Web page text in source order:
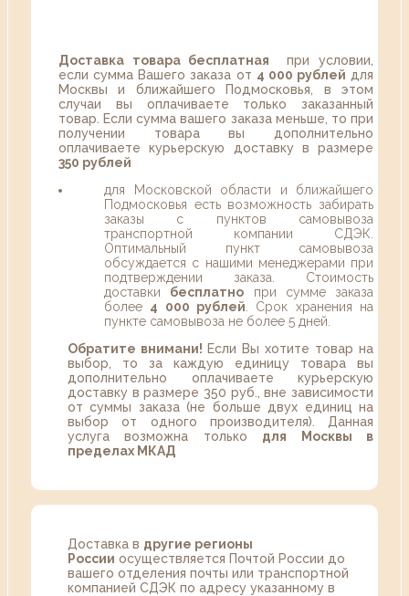
Доставка товара бесплатная при условии,
если сумма Вашего заказа от 4 000 рублей для
Москвы и ближайшего Подмосковья, в этом
случаи вы оплачиваете только заказанный
товар. Если сумма вашего заказа меньше, то при
получении товара вы дополнительно
оплачиваете курьерскую доставку в размере
350 рублей
для Московской области и ближайшего
Подмосковья есть возможность забирать
заказы с пунктов самовывоза
транспортной компании СДЭК.
Оптимальный пункт самовывоза
обсуждается с нашими менеджерами при
подтверждении заказа. Стоимость
доставки бесплатно при сумме заказа
более 4 000 рублей. Срок хранения на
пункте самовывоза не более 5 дней.
Обратите внимани! Если Вы хотите товар на
выбор, то за каждую единицу товара вы
дополнительно оплачиваете курьерскую
доставку в размере 350 руб., вне зависимости
от суммы заказа (не больше двух единиц на
выбор от одного производителя). Данная
услуга возможна только для Москвы в
пределах МКАД
Доставка в другие регионы
России осуществляется Почтой России до
вашего отделения почты или транспортной
компанией СДЭК по адресу указанному в